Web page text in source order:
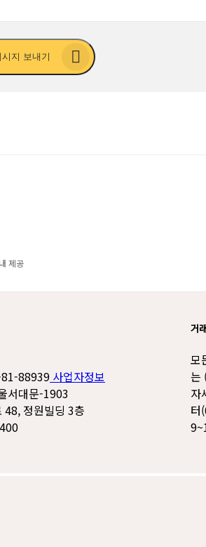
시지 보내기
제공
88939 사업자정보
서대문-1903
48, 정원빌딩 3층
거
모
는
자
터